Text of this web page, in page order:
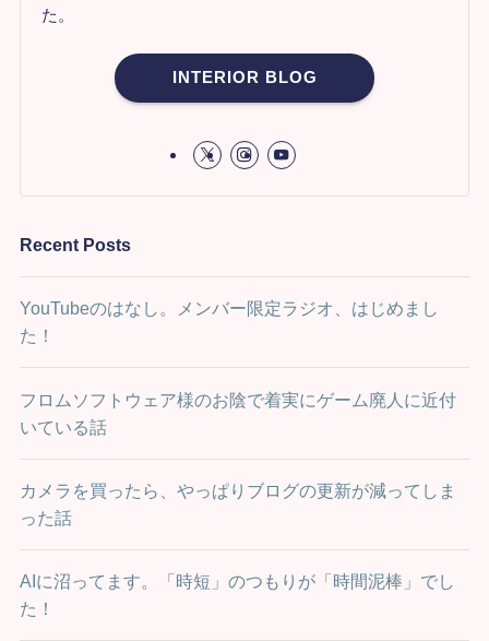
た。
INTERIOR BLOG
Recent Posts
YouTubeのはなし。メンバー限定ラジオ、はじめまし
た！
フロムソフトウェア様のお陰で着実にゲーム廃人に近付
いている話
カメラを買ったら、やっぱりブログの更新が減ってしま
った話
AIに沼ってます。「時短」のつもりが「時間泥棒」でし
た！